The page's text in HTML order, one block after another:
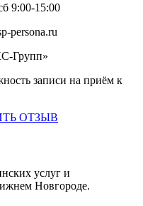
9:00-15:00
persona.ru
Групп»
записи на приём к
ОТЗЫВ
услуг и
Новгороде.